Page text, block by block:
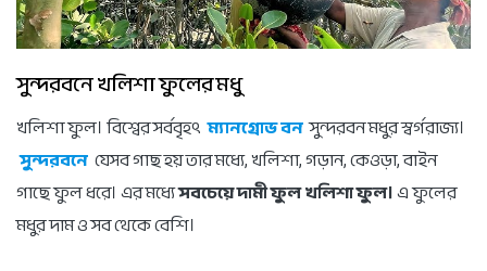
সুন্দরবনে খলিশা ফুলের মধু
খলিশা ফুল। বিশ্বের সর্ববৃহৎ ম্যানগ্রোভ বনসুন্দরবন মধুর স্বর্গরাজ্য।
সুন্দরবনে যেসব গাছ হয় তার মধ্যে, খলিশা, গড়ান, কেওড়া, বাইন
গাছে ফুল ধরে। এর মধ্যেসবচেয়ে দামী ফুল খলিশা ফুল।এ ফুলের
মধুর দাম ও সব থেকে বেশি।